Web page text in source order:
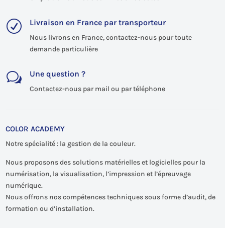
R Livraison en France par transporteur
Nous livrons en France, contactez-nous pour toute
demande particulière
w Une question ?
Contactez-nous par mail ou par téléphone
COLOR ACADEMY
Notre spécialité : la gestion de la couleur.
Nous proposons des solutions matérielles et logicielles pour la
numérisation, la visualisation, l’impression et l’épreuvage
numérique.
Nous offrons nos compétences techniques sous forme d’audit, de
formation ou d’installation.